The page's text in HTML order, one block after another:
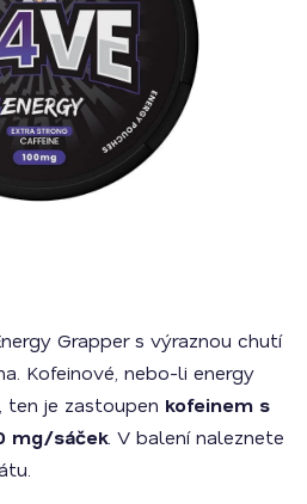
Grapper s výraznou chutí
Kofeinové, nebo-li energy
ten je zastoupen kofeinem s
mg/sáček. V balení naleznete